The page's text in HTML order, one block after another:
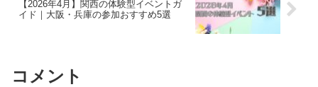
【2026年4月】関西の体験型イベントガ
イド｜大阪・兵庫の参加おすすめ5選
コメント